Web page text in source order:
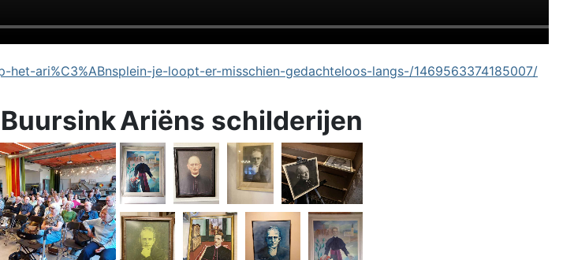
ari%C3%ABnsplein-je-loopt-er-misschien-gedachteloos-langs-/1469563374185007/
Ariëns schilderijen